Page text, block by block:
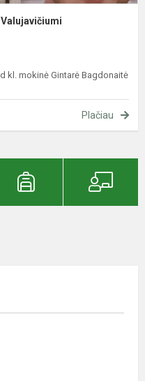
kl. mokinė Gintarė Bagdonaitė
Plačiau